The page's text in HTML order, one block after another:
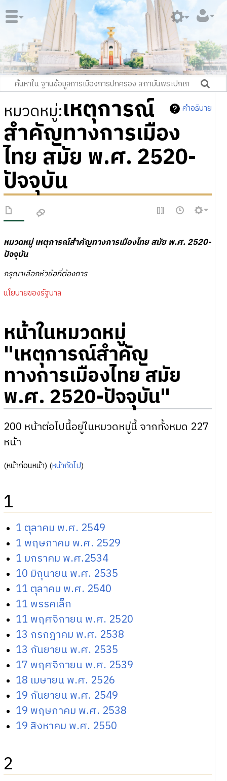
คำอธิบาย
หมวดหมู่:เหตุการณ์
สำคัญทางการเมือง
ไทย สมัย พ.ศ. 2520-
ปัจจุบัน
หมวดหมู่เหตุการณ์สำคัญทางการเมืองไทย สมัย พ.ศ. 2520-
ปัจจุบัน
กรุณาเลือกหัวข้อที่ต้องการ
นโยบายของรัฐบาล
หน้าในหมวดหมู่
"เหตุการณ์สำคัญ
ทางการเมืองไทย สมัย
พ.ศ. 2520-ปัจจุบัน"
200 หน้าต่อไปนี้อยู่ในหมวดหมู่นี้ จากทั้งหมด 227
หน้า
(หน้าก่อนหน้า) (หน้าถัดไป)
1
1 ตุลาคม พ.ศ. 2549
1 พฤษภาคม พ.ศ. 2529
1 มกราคม พ.ศ.2534
10 มิถุนายน พ.ศ. 2535
11 ตุลาคม พ.ศ. 2540
11 พรรคเล็ก
11 พฤศจิกายน พ.ศ. 2520
13 กรกฎาคม พ.ศ. 2538
13 กันยายน พ.ศ. 2535
17 พฤศจิกายน พ.ศ. 2539
18 เมษายน พ.ศ. 2526
19 กันยายน พ.ศ. 2549
19 พฤษภาคม พ.ศ. 2538
19 สิงหาคม พ.ศ. 2550
2